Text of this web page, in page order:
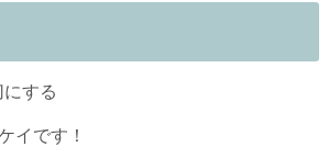
する
イです！